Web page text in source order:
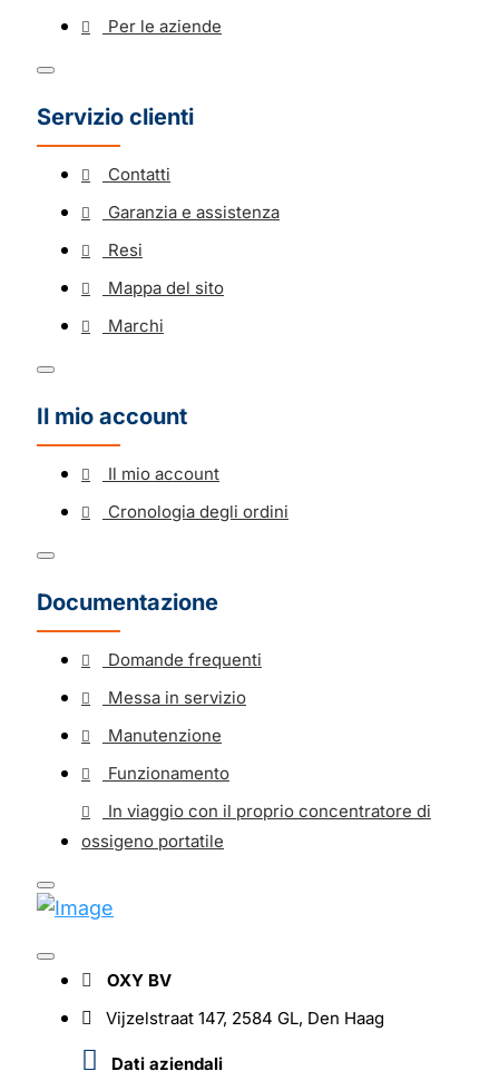
Per le aziende
Servizio clienti
Contatti
Garanzia e assistenza
Resi
Mappa del sito
Marchi
Il mio account
Il mio account
Cronologia degli ordini
Documentazione
Domande frequenti
Messa in servizio
Manutenzione
Funzionamento
In viaggio con il proprio concentratore di
ossigeno portatile
OXY BV
Vijzelstraat 147, 2584 GL, Den Haag
Dati aziendali